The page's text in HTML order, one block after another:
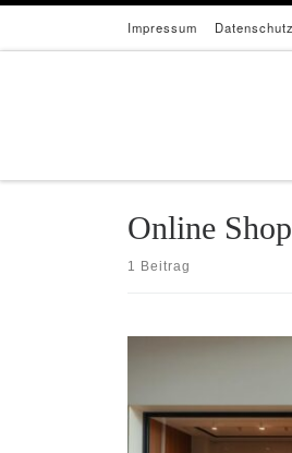
Zum Inhalt springenImpressum Datenschutz
Online
1 Beitrag